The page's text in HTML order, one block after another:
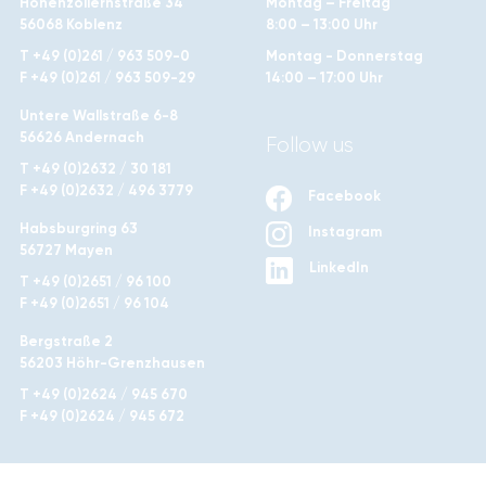
56068 Koblenz
T +49 (0)261 / 963 509-0
F +49 (0)261 / 963 509-29
Untere Wallstraße 6-8
56626 Andernach
T +49 (0)2632 / 30 181
F +49 (0)2632 / 496 3779
Habsburgring 63
56727 Mayen
T +49 (0)2651 / 96 100
F +49 (0)2651 / 96 104
Bergstraße 2
56203 Höhr-Grenzhausen
T +49 (0)2624 / 945 670
F +49 (0)2624 / 945 672
8:00 – 13:00 Uhr
Montag - Donnerstag
14:00 – 17:00 Uhr
Follow us
Facebook
Instagram
LinkedIn